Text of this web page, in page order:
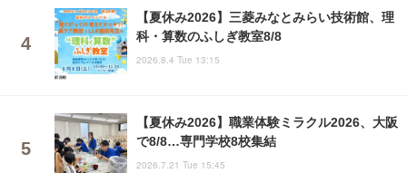
【夏休み2026】三菱みなとみらい技術館、理
科・算数のふしぎ教室8/8
2026.8.4 Tue 13:15
【夏休み2026】職業体験ミラクル2026、大阪
で8/8…専門学校8校集結
2026.7.21 Tue 15:45